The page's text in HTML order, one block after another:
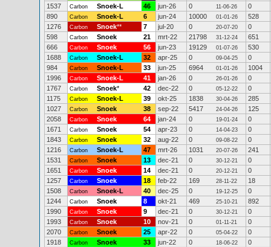
1537
Carbon Snoek-L 46 jun-26 0 11-06-26
0
890
Carbon Snoek-L 6 jun-24 10000 01-01-26
528
1276
Carbon Snoek** 7 jul-20 0 20-07-20
0
598
Carbon Snoek 21 mrt-22 21798 31-12-24
651
666
Carbon Snoek 56 jun-23 19129 01-07-26
530
1688
Carbon Snoek-L 32 apr-25 0 09-04-25
0
984
Carbon Snoek-L 33 jun-25 6964 01-01-26
1004
1996
Carbon Snoek-L 41 jan-26 0 26-01-26
0
1767
Carbon Snoek* 42 dec-22 0 05-12-22
0
1175
Carbon Snoek-L 39 okt-25 1838 30-04-26
285
1027
Carbon Snoek 38 sep-22 5417 24-04-26
125
2058
Carbon Snoek 64 jan-24 0 19-01-24
0
1671
Carbon Snoek 54 apr-23 0 14-04-23
0
1843
Carbon Snoek 32 aug-22 0 09-08-22
0
1216
Carbon Snoek-L 47 mrt-26 1031 20-07-26
241
1531
Carbon Snoek 13 dec-21 0 30-12-21
0
1651
Carbon Snoek 14 dec-21 0 20-12-21
0
1257
Carbon Snoek 18 feb-22 169 28-11-22
18
1508
Carbon Snoek-L 40 dec-25 0 19-12-25
0
1244
Carbon Snoek 8 okt-21 469 25-10-21
892
1990
Carbon Snoek 9 dec-21 0 30-12-21
0
1993
Carbon Snoek 10 nov-21 0 01-11-21
0
2070
Carbon Snoek 25 apr-22 0 05-04-22
0
1918
Carbon Snoek 33 jun-22 0 18-06-22
0